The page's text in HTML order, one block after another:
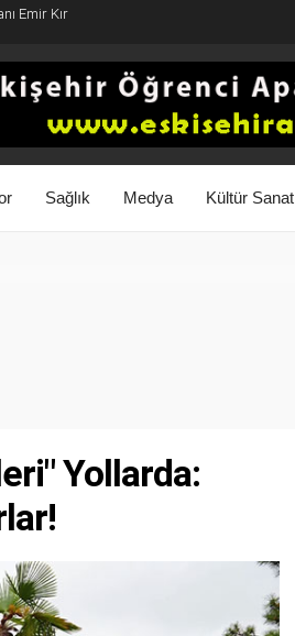
Emir Kır
Sağlık Medya Kültür Sanat
Yollarda: